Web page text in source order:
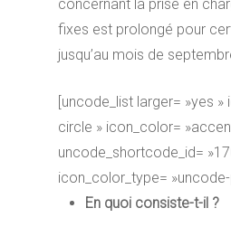
concernant la prise en
fixes est prolongé pour
jusqu’au mois de
[uncode_list larger= »yes »
circle » icon_color=
uncode_shortcode_id=
icon_color_type= »uncode-
En quoi consiste-t-il ?